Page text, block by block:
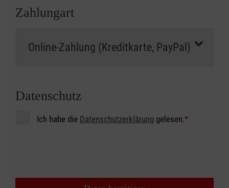
Zahlungart
Datenschutz
Ich habe die Datenschutzerklärung gelesen.*